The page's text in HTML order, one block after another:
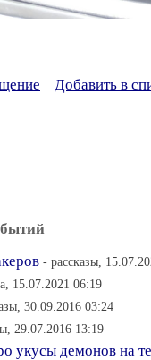
Добавить в
- рассказы,
15.07.2021 06:19
30.09.2016 03:24
29.07.2016 13:19
укусы демонов на